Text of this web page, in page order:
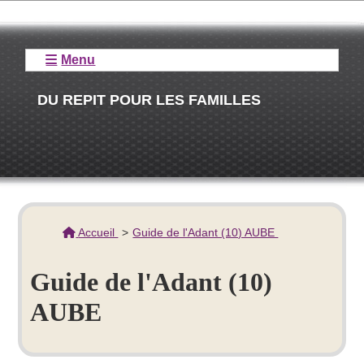
Menu
DU REPIT POUR LES FAMILLES
Accueil Guide de l'Adant (10) AUBE
Guide de l'Adant (10)
AUBE